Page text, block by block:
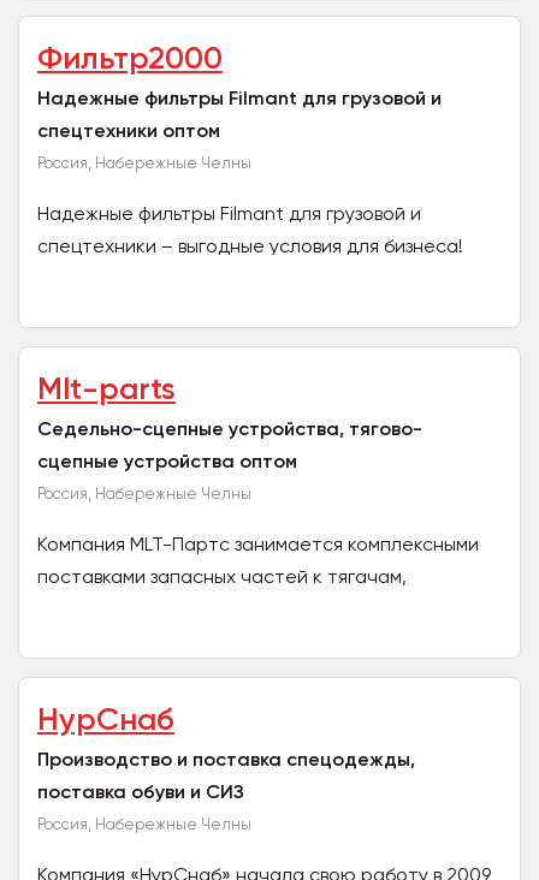
Фильтр2000
Надежные фильтры Filmant для грузовой и
спецтехники оптом
Россия, Набережные Челны
Надежные фильтры Filmant для грузовой и
спецтехники – выгодные условия для бизнеса!
Mlt-parts
Седельно-сцепные устройства, тягово-
сцепные устройства оптом
Россия, Набережные Челны
Компания MLT-Партс занимается комплексными
поставками запасных частей к тягачам,
НурСнаб
Производство и поставка спецодежды,
поставка обуви и СИЗ
Россия, Набережные Челны
Компания «НурСнаб» начала свою работу в 2009